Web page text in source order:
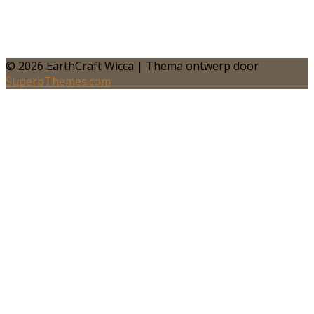
© 2026 EarthCraft Wicca | Thema ontwerp door
SuperbThemes.com